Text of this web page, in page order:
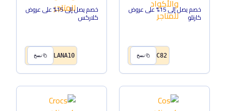
خصم يصل إلى 15% على عروض
كارتلو
C82 نسخ
خصم يصل إلى 15% على عروض
كلاركس
LANA10 نسخ